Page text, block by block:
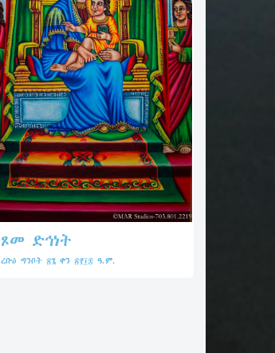
ጾመ ድኅነት
ረቡዕ ግንቦት ፳፮ ቀን ፳፻፲፰ ዓ.ም.